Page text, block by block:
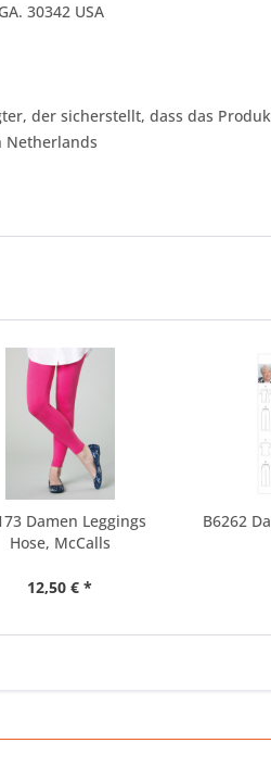
30342 USA
der sicherstellt, dass das
Netherlands
Damen Leggings
Hose, McCalls
12,50 € *
B6262